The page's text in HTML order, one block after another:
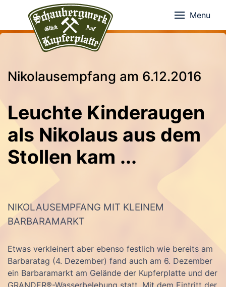
Menu
Nikolausempfang am 6.12.2016
Leuchte Kinderaugen
als Nikolaus aus dem
Stollen kam ...
NIKOLAUSEMPFANG MIT KLEINEM
BARBARAMARKT
Etwas verkleinert aber ebenso festlich wie bereits am
Barbaratag (4. Dezember) fand auch am 6. Dezember
ein Barbaramarkt am Gelände der Kupferplatte und der
GRANDER®-Wasserbelebung statt. Mit dem Eintritt der